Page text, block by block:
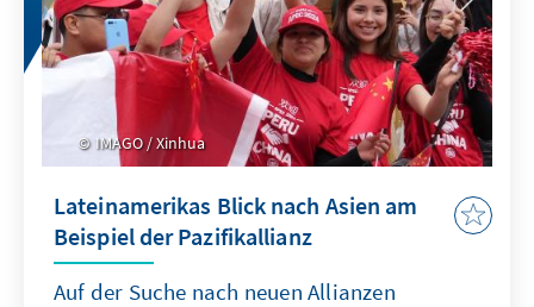
IMAGO / Xinhua
Lateinamerikas Blick nach Asien am
Beispiel der Pazifikallianz
Auf der Suche nach neuen Allianzen